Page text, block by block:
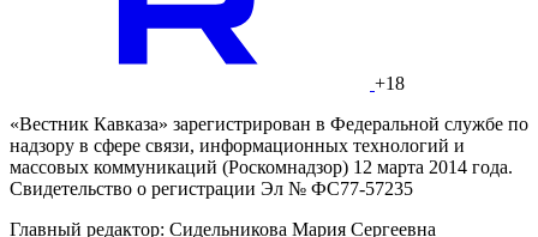
+18
«Вестник Кавказа» зарегистрирован в Федеральной службе по
надзору в сфере связи, информационных технологий и
массовых коммуникаций (Роскомнадзор) 12 марта 2014 года.
Свидетельство о регистрации Эл № ФС77-57235
Главный редактор: Сидельникова Мария Сергеевна